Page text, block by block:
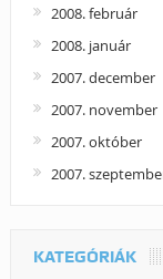
2008. február
2008. január
2007. december
2007. november
2007. október
2007.
KATEGÓRIÁK